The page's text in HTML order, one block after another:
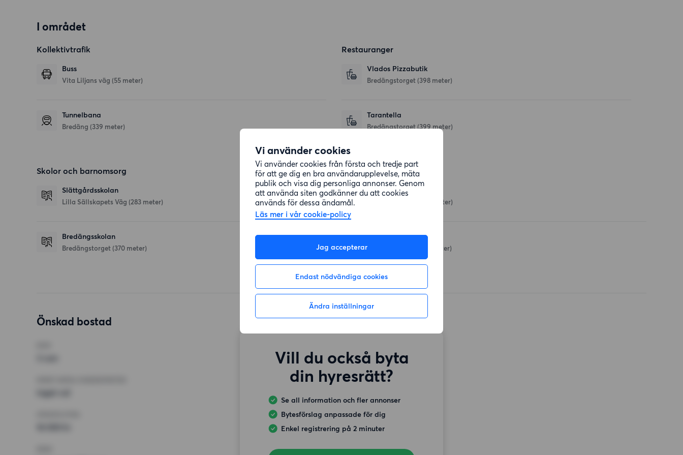
Vi använder cookies
Vi använder cookies från första och tredje part
för att ge dig en bra användarupplevelse, mäta
publik och visa dig personliga annonser. Genom
att använda siten godkänner du att cookies
används för dessa ändamål.
Läs mer i vår cookie-policy
Jag accepterar
Endast nödvändiga cookies
Ändra inställningar
I området
Kollektivtrafik
Buss
Vita Liljans väg (55 meter)
Tunnelbana
Bredäng (339 meter)
Restauranger
Vlados Pizzabutik
Bredängstorget (398 meter)
Tarantella
Bredängstorget (399 meter)
Skolor och barnomsorg
Slättgårdsskolan
Lilla Sällskapets Väg (283 meter)
Bredängsskolan
Bredängstorget (370 meter)
Affärer
Inox Storkök Ab
(396 meter)
Bredängs Livs
Bredängstorget (397 meter)
Önskad bostad
Vill du också byta
din hyresrätt?
Se all information och fler annonser
Bytesförslag anpassade för dig
Enkel registrering på 2 minuter